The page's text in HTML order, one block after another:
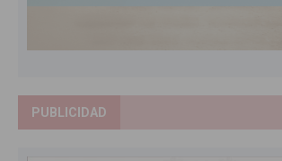
PUBLICIDAD